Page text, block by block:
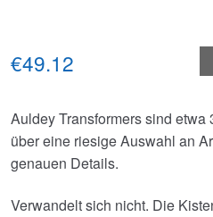
€49.12
Auldey Transformers sind
über eine riesige Auswahl an
genauen Details.
Verwandelt sich nicht. Die